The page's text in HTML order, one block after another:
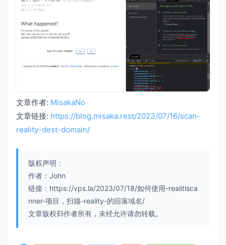
文章作者: MisakaNo
文章链接: https://blog.misaka.rest/2023/07/16/scan-
reality-dest-domain/
版权声明：
作者：John
链接：https://vps.la/2023/07/18/如何使用-realitlsca
nner-项目，扫描-reality-的回落域名/
文章版权归作者所有，未经允许请勿转载。